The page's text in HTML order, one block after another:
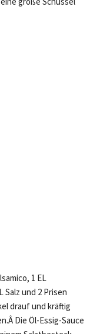
1 EL
und 2 Prisen
drauf und kräftig
Die Öl-Essig-Sauce